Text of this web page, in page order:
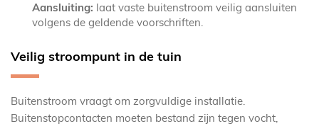
Aansluiting: laat vaste buitenstroom veilig aansluiten
volgens de geldende voorschriften.
Veilig stroompunt in de tuin
Buitenstroom vraagt om zorgvuldige installatie.
Buitenstopcontacten moeten bestand zijn tegen vocht,